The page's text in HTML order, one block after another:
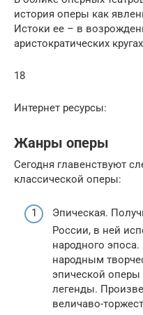
история оперы как
Истоки ее – в
аристократических
18
Интернет ресурсы:
Жанры оперы
Сегодня главенствуют
классической оперы:
Эпическая.
России, в ней
народного
народным
эпической
легенды.
величаво-